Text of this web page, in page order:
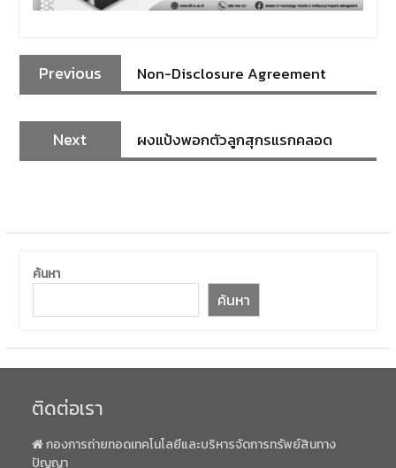
Previous Non-Disclosure Agreement
Next ผงแป้งพอกตัวลูกสุกรแรกคลอด
ค้นหา
ค้นหา
ติดต่อเรา
กองการถ่ายทอดเทคโนโลยีและบริหารจัดการทรัพย์สินทาง
ปัญญา